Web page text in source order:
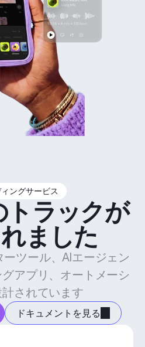
ィングサービス
トラックが
ました
ツール、AIエージェン
アプリ、オートメーシ
計されています
ドキュメントを見る